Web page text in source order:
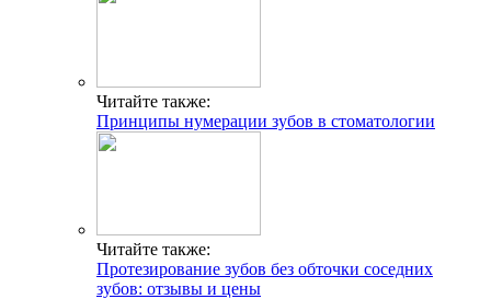
Читайте также:
Принципы нумерации зубов в стоматологии
Читайте также:
Протезирование зубов без обточки соседних
зубов: отзывы и цены